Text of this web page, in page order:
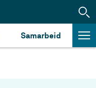
Samarbeid